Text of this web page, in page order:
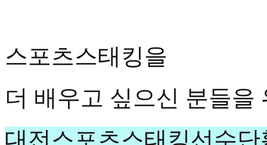
스포츠스태킹을
더 배우고 싶으신 분들을
대전스포츠스태킹선수